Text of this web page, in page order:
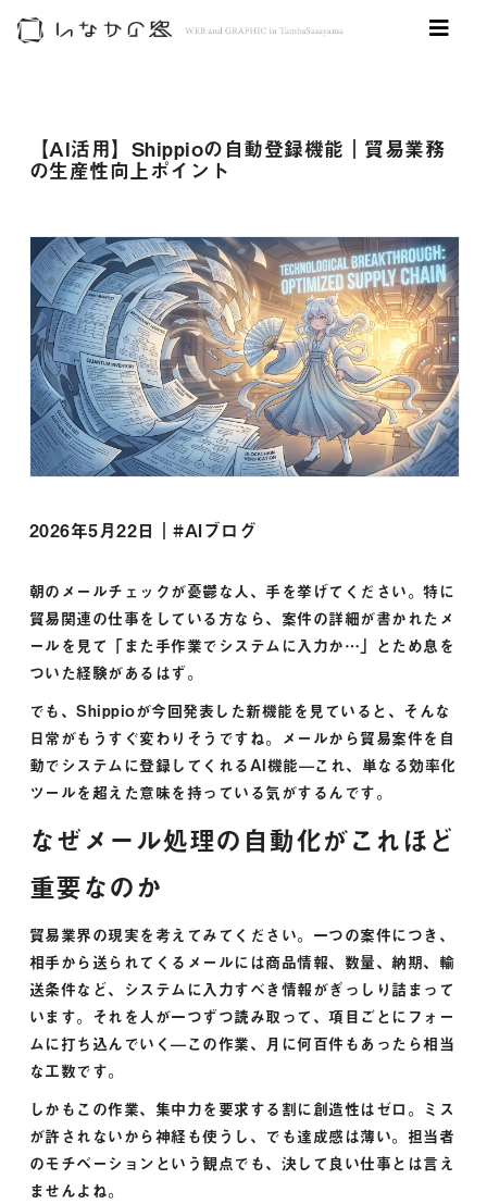
【AI活用】Shippioの自動登録機能｜貿易業務
の生産性向上ポイント
2026年5月22日｜#AIブログ
朝のメールチェックが憂鬱な人、手を挙げてください。特に
貿易関連の仕事をしている方なら、案件の詳細が書かれたメ
ールを見て「また手作業でシステムに入力か…」とため息を
ついた経験があるはず。
でも、Shippioが今回発表した新機能を見ていると、そんな
日常がもうすぐ変わりそうですね。メールから貿易案件を自
動でシステムに登録してくれるAI機能—これ、単なる効率化
ツールを超えた意味を持っている気がするんです。
なぜメール処理の自動化がこれほど
重要なのか
貿易業界の現実を考えてみてください。一つの案件につき、
相手から送られてくるメールには商品情報、数量、納期、輸
送条件など、システムに入力すべき情報がぎっしり詰まって
います。それを人が一つずつ読み取って、項目ごとにフォー
ムに打ち込んでいく—この作業、月に何百件もあったら相当
な工数です。
しかもこの作業、集中力を要求する割に創造性はゼロ。ミス
が許されないから神経も使うし、でも達成感は薄い。担当者
のモチベーションという観点でも、決して良い仕事とは言え
ませんよね。